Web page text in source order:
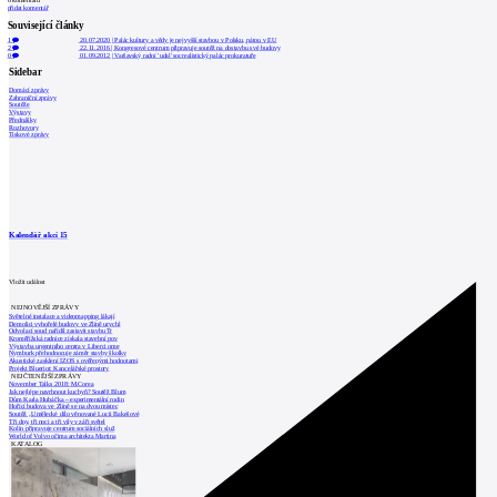
přidat komentář
Související články
1 20.07.2020 |Palác kultury a vědy je nejvyšší stavbou v Polsku, pátou v EU
2 22.11.2016| Kongresové centrum připravuje soutěž na dostavbu své budovy
0
01.09.2012 |Varšavský radní 'udal' socrealistický palác prokuratuře
Sidebar
Domácí zprávy
Zahraniční zprávy
Soutěže
Výstavy
Přednášky
Rozhovory
Tiskové zprávy
Kalendář akcí 15
Vložit událost
NEJNOVĚJŠÍ ZPRÁVY
Světelné instalace a videomapping lákají
Demolici vyhořelé budovy ve Zlíně urychl
Odvolací soud nařídil zastavit stavbu Tr
Kroměřížská radnice získala stavební pov
Výstavba urgentního centra v Liberci ome
Nymburk přehodnocuje záměr stavby školky
Akustické zasklení IZOS s ověřenými hodnotami
Projekt Blueriot: Kancelářské prostory
NEJČTENĚJŠÍ ZPRÁVY
November Talks 2018: M.Corea
Jak nejlépe navrhnout kuchyň? Soutěž Blum
Dům Karla Hubáčka – experimentální rodin
Hořící budova ve Zlíně se na dvou místec
Soutěž „Umělecké dílo věnované Lucii Bakešové
Tři dny, tři noci a tři vily v záři světel
Kolín připravuje centrum sociálních služ
World of Volvo očima architekta Martina
KATALOG